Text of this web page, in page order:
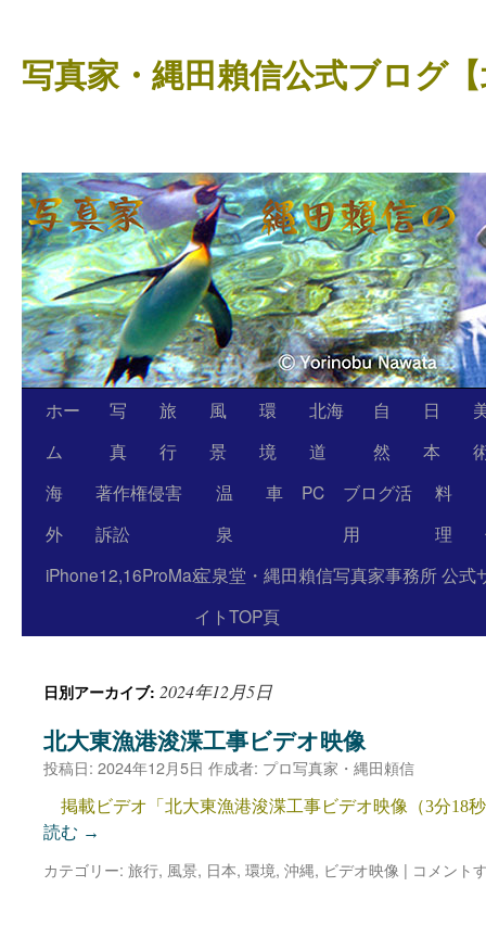
テ
ン
ッ
プ
写真家・縄田賴信公式ブログ
ホー
ム
写
真
旅
行
風
景
環
境
北海
道
自
然
日
本
海
外
著作権侵害
訴訟
温
泉
車 PC
ブログ活
用
料
理
iPhone12,16ProMax宝泉堂・縄田賴信写真家事務所 公式
イトTOP頁
日別アーカイブ: 2024年12月5日
北大東漁港浚渫工事ビデオ映像
投稿日: 2024年12月5日 作成者: プロ写真家・縄田頼信
掲載ビデオ「北大東漁港浚渫工事ビデオ映像（3分18
読む →
カテゴリー: 旅行, 風景, 日本, 環境, 沖縄, ビデオ映像 | コメント